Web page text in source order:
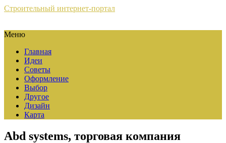
Строительный интернет-портал
Меню
Главная
Идеи
Советы
Оформление
Выбор
Другое
Дизайн
Карта
Abd systems, торговая компания